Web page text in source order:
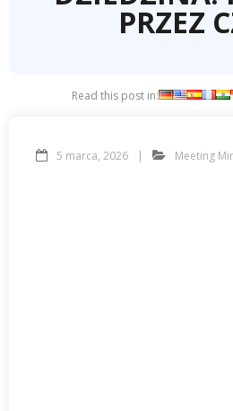
PRZEZ
Read this post in:
5 marca, 2026 Meeting